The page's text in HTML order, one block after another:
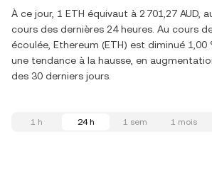
À ce jour, 1 ETH équivaut à 2 701,27 AUD,
cours des dernières 24 heures. Au cours
écoulée, Ethereum (ETH) est diminué 1,00
une tendance à la hausse, en
des 30 derniers jours.
1 h 24 h 1 sem 1 mois